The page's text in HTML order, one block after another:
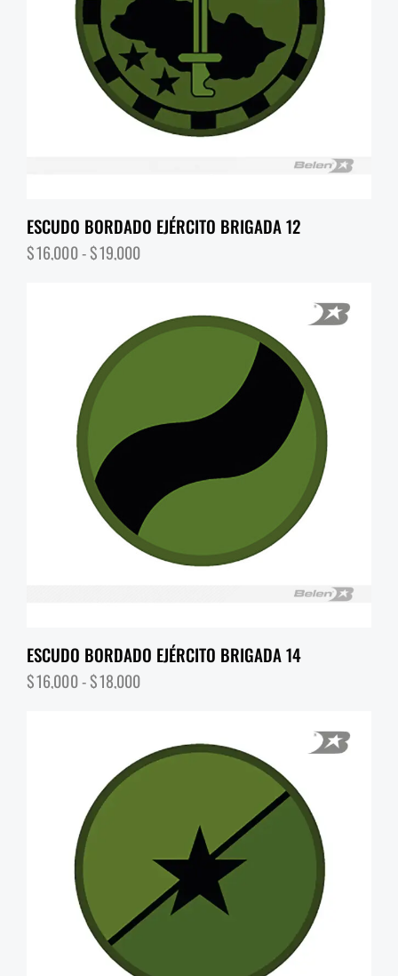
ESCUDO BORDADO EJÉRCITO BRIGADA 12
$16,000-$19,000
ESCUDO BORDADO EJÉRCITO BRIGADA 14
$16,000-$18,000